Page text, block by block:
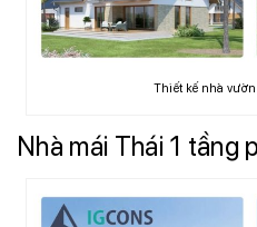
Thiết kế nhà
Nhà mái Thái 1 tầng